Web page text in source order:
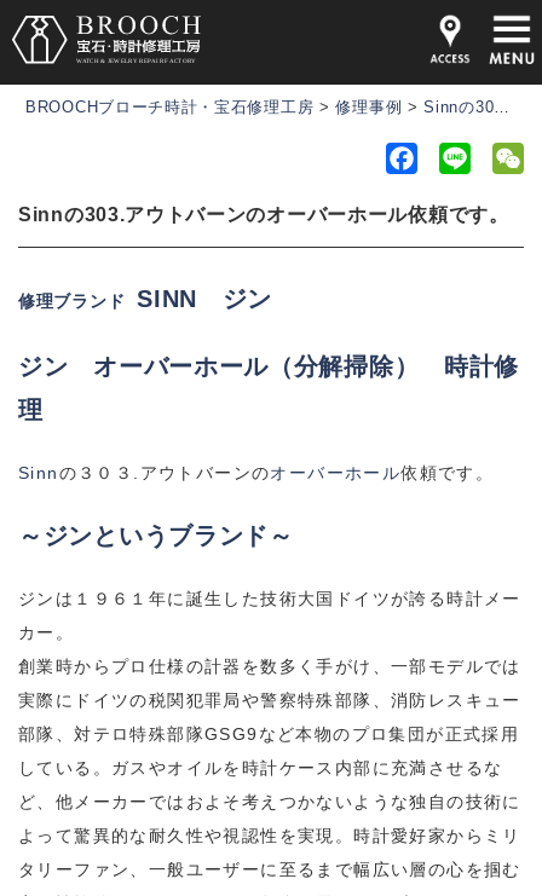
BROOCHブローチ時計・宝石修理工房 >修理事例 >Sinnの303.アウトバーンのオーバーホール依頼です。
c
e
n
e
Sinnの303.アウトバーンのオーバーホール依頼です。
修理ブランド SINN ジン
ジン オーバーホール（分解掃除） 時計修
理
Sinnの３０３.アウトバーンのオーバーホール依頼です。
～ジンというブランド～
ジンは１９６１年に誕生した技術大国ドイツが誇る時計メー
カー。
創業時からプロ仕様の計器を数多く手がけ、一部モデルでは
実際にドイツの税関犯罪局や警察特殊部隊、消防レスキュー
部隊、対テロ特殊部隊GSG9など本物のプロ集団が正式採用
している。ガスやオイルを時計ケース内部に充満させるな
ど、他メーカーではおよそ考えつかないような独自の技術に
よって驚異的な耐久性や視認性を実現。時計愛好家からミリ
タリーファン、一般ユーザーに至るまで幅広い層の心を掴む